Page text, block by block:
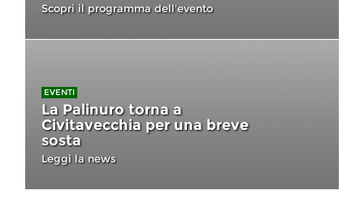
Scopri il programma dell'evento
EVENTI
La Palinuro torna a
Civitavecchia per una breve
sosta
Leggi la news